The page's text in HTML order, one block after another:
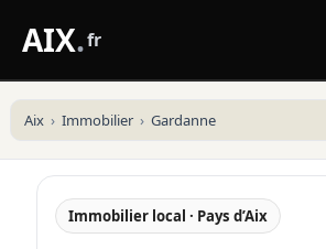
AIX.fr
Aix Immobilier Gardanne
Immobilier local · Pays d’Aix